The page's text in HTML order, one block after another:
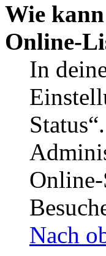
Wie
Online-
In
Nach